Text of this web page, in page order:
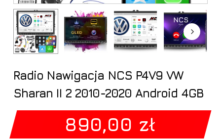
Radio Nawigacja NCS P4V9 VW
Sharan II 2 2010-2020 Android 4GB
890,00 zł